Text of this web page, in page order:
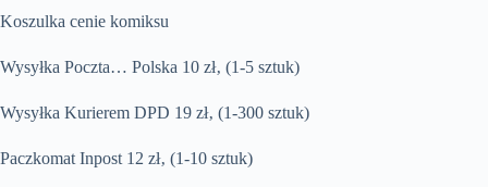
Koszulka cenie komiksu
Wysyłka Poczta… Polska 10 zł‚ (1-5 sztuk)
Wysyłka Kurierem DPD 19 zł‚ (1-300 sztuk)
Paczkomat Inpost 12 zł‚ (1-10 sztuk)